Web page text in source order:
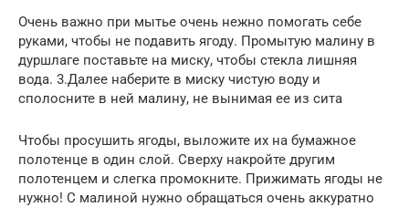
Очень важно при мытье очень нежно помогать себе
руками, чтобы не подавить ягоду. Промытую малину в
дуршлаге поставьте на миску, чтобы стекла лишняя
вода. 3.Далее наберите в миску чистую воду и
сполосните в ней малину, не вынимая ее из сита
Чтобы просушить ягоды, выложите их на бумажное
полотенце в один слой. Сверху накройте другим
полотенцем и слегка промокните. Прижимать ягоды не
нужно! С малиной нужно обращаться очень аккуратно